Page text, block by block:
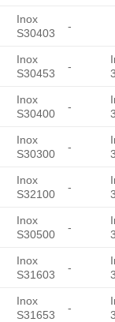
Inox
S30403
-
Inox
S30453
-
Inox
S30400
-
Inox
S30300
-
Inox
S32100
-
Inox
S30500
-
Inox
S31603
-
Inox
S31653
-